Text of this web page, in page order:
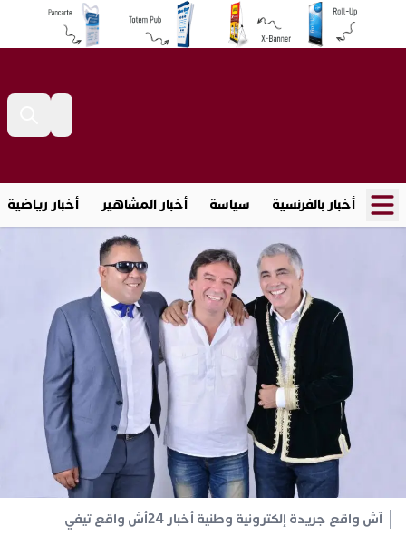
أخبار بالفرنسية سياسة أخبار المشاهير أخبار رياضية
آش واقع جريدة إلكترونية وطنية أخبار 24 أش واقع تيفي